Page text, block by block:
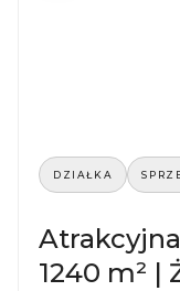
DZIAŁKA
1240 m² |